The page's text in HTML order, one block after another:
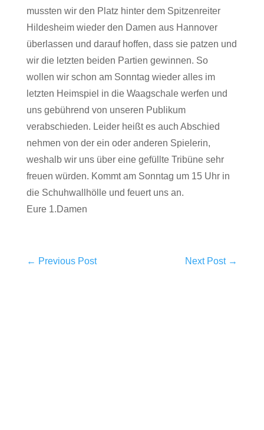
mussten wir den Platz hinter dem Spitzenreiter
Hildesheim wieder den Damen aus Hannover
überlassen und darauf hoffen, dass sie patzen und
wir die letzten beiden Partien gewinnen. So
wollen wir schon am Sonntag wieder alles im
letzten Heimspiel in die Waagschale werfen und
uns gebührend von unseren Publikum
verabschieden. Leider heißt es auch Abschied
nehmen von der ein oder anderen Spielerin,
weshalb wir uns über eine gefüllte Tribüne sehr
freuen würden. Kommt am Sonntag um 15 Uhr in
die Schuhwallhölle und feuert uns an.
Eure 1.Damen
← Previous Post Next Post→